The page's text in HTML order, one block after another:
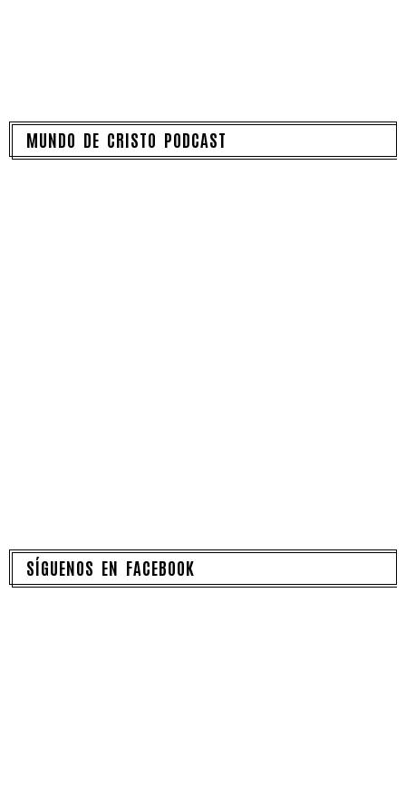
MUNDO DE CRISTO PODCAST
SÍGUENOS EN FACEBOOK